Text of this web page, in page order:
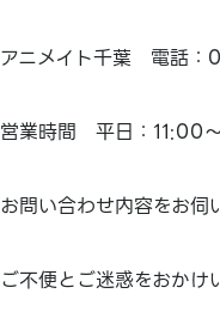
アニメイト千葉 電話
営業時間 平日：11:00
お問い合わせ内容をお伺
ご不便とご迷惑をおかけ